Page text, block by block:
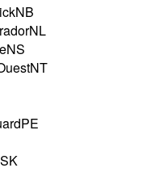
NB
NL
NS
NT
PE
SK